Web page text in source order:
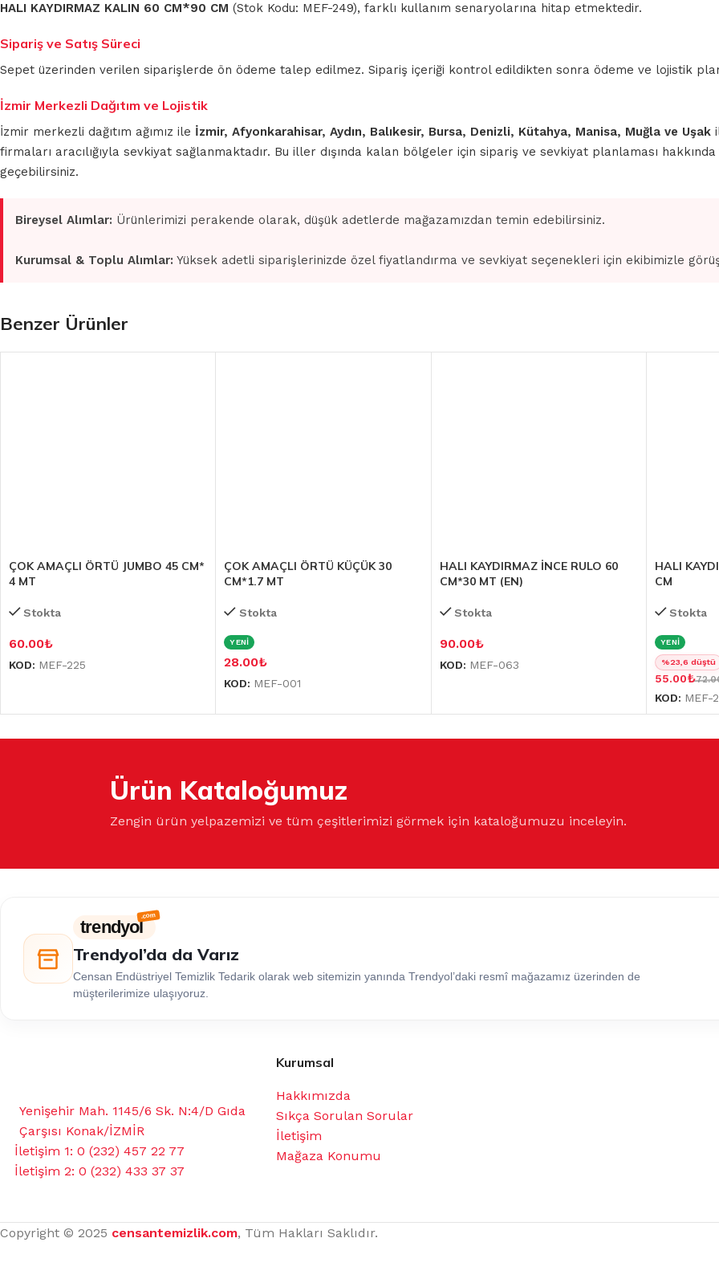
HALI KAYDIRMAZ KALIN 60 CM*90 CM (Stok Kodu: MEF-249), farklı kullanım senaryolarına hitap etmektedir.
Sipariş ve Satış Süreci
Sepet üzerinden verilen siparişlerde ön ödeme talep edilmez. Sipariş içeriği kontrol edildikten sonra ödeme ve lojistik
İzmir Merkezli Dağıtım ve Lojistik
İzmir merkezli dağıtım ağımız ile İzmir, Afyonkarahisar, Aydın, Balıkesir, Bursa, Denizli, Kütahya, Manisa, Muğla ve Uşak
firmaları aracılığıyla sevkiyat sağlanmaktadır. Bu iller dışında kalan bölgeler için sipariş ve sevkiyat planlaması
geçebilirsiniz.
Bireysel Alımlar: Ürünlerimizi perakende olarak, düşük adetlerde mağazamızdan temin edebilirsiniz.
Kurumsal & Toplu Alımlar: Yüksek adetli siparişlerinizde özel fiyatlandırma ve sevkiyat seçenekleri için ekibimizle
Benzer Ürünler
ÇOK AMAÇLI ÖRTÜ JUMBO 45 CM*
4 MT
Stokta
60.00₺
KOD: MEF-225
ÇOK AMAÇLI ÖRTÜ KÜÇÜK 30
CM*1.7 MT
Stokta
YENİ
28.00₺
KOD: MEF-001
HALI KAYDIRMAZ İNCE RULO 60
CM*30 MT (EN)
Stokta
90.00₺
KOD: MEF-063
HALI
CM
Stokta
YENİ
%23,6 düştü
55.00₺
KOD: MEF-
Ürün Kataloğumuz
Zengin ürün yelpazemizi ve tüm çeşitlerimizi görmek için kataloğumuzu inceleyin.
trendyol
Trendyol’da da Varız
Censan Endüstriyel Temizlik Tedarik olarak web sitemizin yanında Trendyol’daki resmî mağazamız üzerinden de
müşterilerimize ulaşıyoruz.
Yenişehir Mah. 1145/6 Sk. N:4/D Gıda
Çarşısı Konak/İZMİR
İletişim 1: 0 (232) 457 22 77
İletişim 2: 0 (232) 433 37 37
Kurumsal
Hakkımızda
Sıkça Sorulan Sorular
İletişim
Mağaza Konumu
Copyright © 2025 censantemizlik.com, Tüm Hakları Saklıdır.